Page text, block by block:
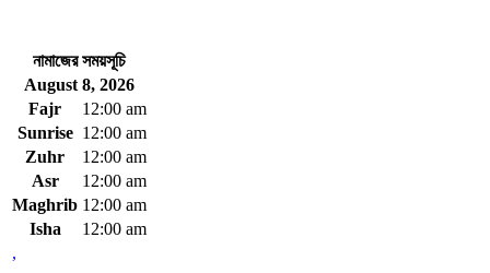
নামাজের সময়সূচি
August 8, 2026
Fajr
12:00 am
Sunrise 12:00 am
Zuhr
12:00 am
Asr
12:00 am
Maghrib 12:00 am
Isha
12:00 am
,